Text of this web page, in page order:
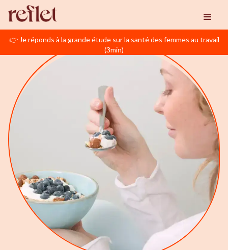
👉 Je réponds à la grande étude sur la santé des femmes au travail
(3min)